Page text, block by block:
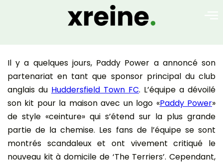
Il y a quelques jours, Paddy Power a annoncé son
partenariat en tant que sponsor principal du club
anglais du Huddersfield Town FC. L’équipe a dévoilé
son kit pour la maison avec un logo «Paddy Power»
de style «ceinture» qui s’étend sur la plus grande
partie de la chemise. Les fans de l’équipe se sont
montrés scandaleux et ont vivement critiqué le
nouveau kit à domicile de ‘The Terriers’. Cependant,